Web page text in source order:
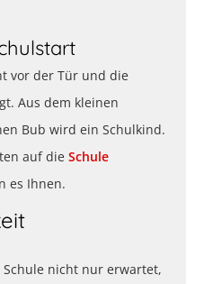
vor der Tür und die
Aus dem kleinen
Bub wird ein Schulkind.
auf die Schule
es Ihnen.
nicht nur erwartet,